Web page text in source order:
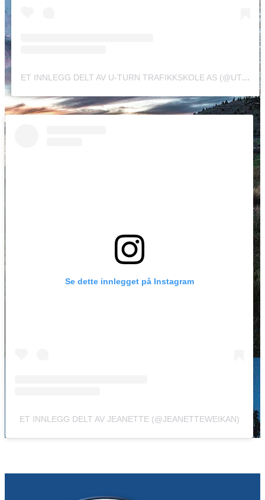
ET INNLEGG DELT AV U-TURN TRAFIKKSKOLE AS (@UTURNTRAFIKKSKOLE)
Se dette innlegget på Instagram
ET INNLEGG DELT AV JEANETTE (@JEANETTEWEIKAN)